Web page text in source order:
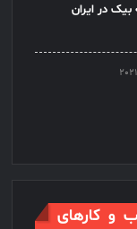
بیک در ایران
و کارهای